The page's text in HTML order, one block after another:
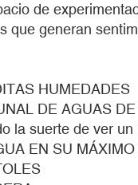
de
que generan
HUMEDADES
DE AGUAS
la suerte de ver
EN SU